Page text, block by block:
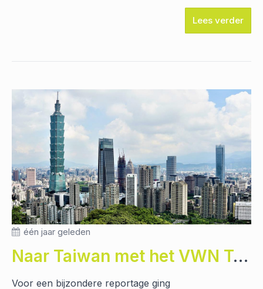
Lees verder
één jaar geleden
Naar Taiwan met het VWN Tripfonds
Voor een bijzondere reportage ging